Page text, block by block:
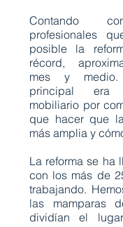
Contando
profesionales
posible la
récord,
mes y
principal era
mobiliario por
que hacer que
más amplia y
La reforma se ha
con los más de
trabajando.
las mamparas
dividían el